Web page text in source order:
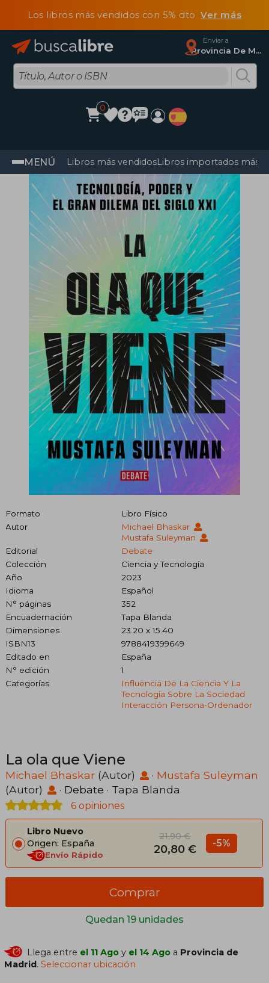
Los libros más vendidos con 5% dtoVer más
Enviar a
Provincia De Madrid
0
MENÚ Libros más vendidosLibros importados más
Formato
Libro Físico
Autor
Michael Bhaskar
Mustafa Suleyman
Editorial
Debate
Colección
Ciencia y Tecnología
Año
2023
Idioma
Español
N° páginas
352
Encuadernación
Tapa Blanda
Dimensiones
23.20 x 15.40
ISBN13
9788419399649
Editado en
España
N° edición
1
Categorías
Influencia De La Ciencia Y La
Tecnología Sobre La Sociedad
Interacción Persona-Ordenador
La ola que Viene
Michael Bhaskar (Autor) · Mustafa Suleyman
(Autor)
· Debate · Tapa Blanda
6 opiniones
Libro Nuevo
Origen: España
Envío Rápido
21,90 €
20,80 € -5%
Quedan 19 unidades
Comprar
Llega entre el 11 Ago y el 14 Ago a Provincia de
Madrid.Seleccionar ubicación